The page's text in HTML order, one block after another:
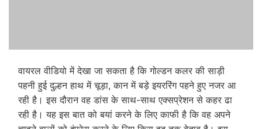
वायरल वीडियो में देखा जा सकता है कि गोल्डन कलर की साड़ी
पहनी हुई दुल्हन हाथ में चूड़ा, कान में बड़े इयररिंग पहने हुए नजर आ
रही है। इस दौरान वह डांस के साथ-साथ एक्सप्रेशन से कहर ढा
रही है। यह इस बात को बयां करने के लिए काफी है कि वह अपने